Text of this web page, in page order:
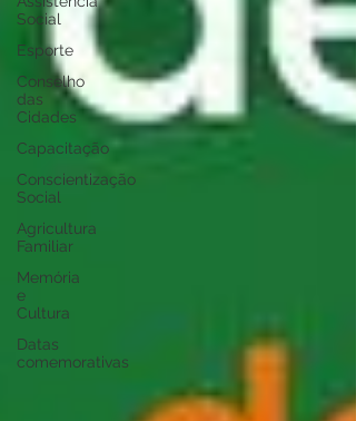
Social
Esporte
Conselho
das
Cidades
Capacitação
Conscientização
Social
Agricultura
Familiar
Memória
e
Cultura
Datas
comemorativas